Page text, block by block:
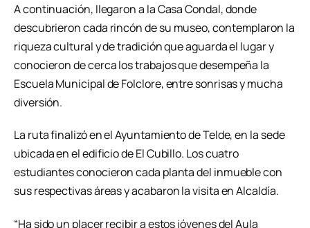
A continuación, llegaron a la Casa Condal, donde
descubrieron cada rincón de su museo, contemplaron la
riqueza cultural y de tradición que aguarda el lugar y
conocieron de cerca los trabajos que desempeña la
Escuela Municipal de Folclore, entre sonrisas y mucha
diversión.
La ruta finalizó en el Ayuntamiento de Telde, en la sede
ubicada en el edificio de El Cubillo. Los cuatro
estudiantes conocieron cada planta del inmueble con
sus respectivas áreas y acabaron la visita en Alcaldía.
“Ha sido un placer recibir a estos jóvenes del Aula